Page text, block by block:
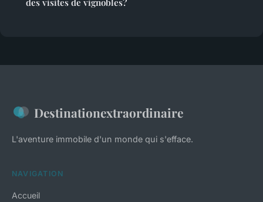
Destinationextraordinaire
L'aventure immobile d'un monde qui s'efface.
NAVIGATION
Accueil